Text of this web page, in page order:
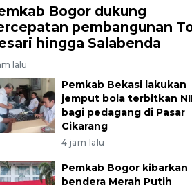
Bogor dukung
pembangunan
hingga Salabenda
lalu
Pemkab Bekasi lakukan
jemput bola terbitkan
bagi pedagang di Pasar
Cikarang
4 jam lalu
Pemkab Bogor kibarkan
bendera Merah Putih